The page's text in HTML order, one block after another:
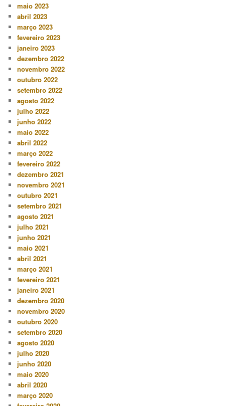
maio 2023
abril 2023
março 2023
fevereiro 2023
janeiro 2023
dezembro 2022
novembro 2022
outubro 2022
setembro 2022
agosto 2022
julho 2022
junho 2022
maio 2022
abril 2022
março 2022
fevereiro 2022
dezembro 2021
novembro 2021
outubro 2021
setembro 2021
agosto 2021
julho 2021
junho 2021
maio 2021
abril 2021
março 2021
fevereiro 2021
janeiro 2021
dezembro 2020
novembro 2020
outubro 2020
setembro 2020
agosto 2020
julho 2020
junho 2020
maio 2020
abril 2020
março 2020